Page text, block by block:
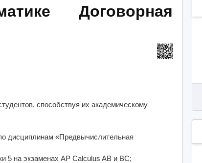
Договорная
способствуя их академическому
дисциплинам «Предвычислительная
5 на экзаменах AP Calculus AB и BC;